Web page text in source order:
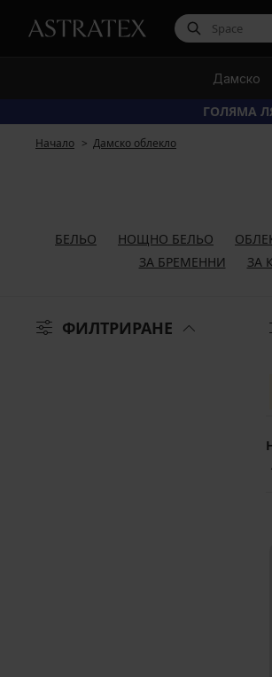
Дамско
ГОЛЯМА
Начало Дамско облекло
БЕЛЬО НОЩНО БЕЛЬО
ЗА БРЕМЕННИ
ЗА
ФИЛТРИРАНЕ